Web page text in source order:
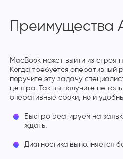
Преимущества
MacBook может выйти из строя
Когда требуется оперативный
поручите эту задачу
центра. Так вы получите не
оперативные сроки, но и
Быстро реагируем на
ждать.
Диагностика выполняется